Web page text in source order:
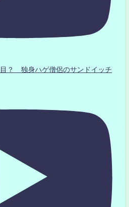
？ 独身ハゲ僧侶のサンドイッチ